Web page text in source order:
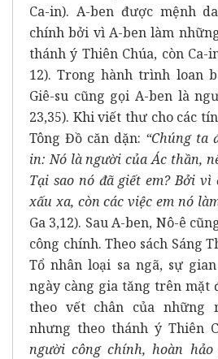
Ca-in). A-ben được mệnh
chính bởi vì A-ben làm
thánh ý Thiên Chúa, còn Ca-
12). Trong hành trình loan
Giê-su cũng gọi A-ben là
23,35). Khi viết thư cho các
Tông Đồ căn dặn: “Chúng ta
in: Nó là người của Ác thần,
Tại sao nó đã giết em? Bởi
xấu xa, còn các việc em nó
Ga 3,12). Sau A-ben, Nô-ê
công chính. Theo sách Sáng
Tổ nhân loại sa ngã, sự
ngày càng gia tăng trên mặt
theo vết chân của những
nhưng theo thánh ý Thiên
người công chính, hoàn